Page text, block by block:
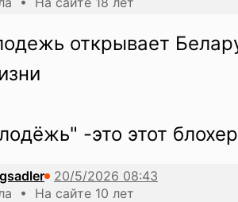
открывает
-это этот
• На сайте 10 лет